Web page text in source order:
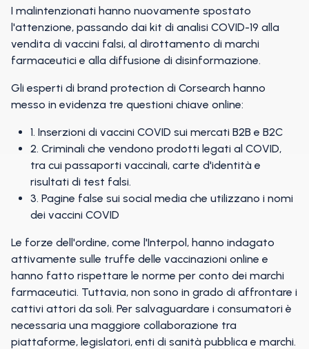
I malintenzionati hanno nuovamente spostato
l'attenzione, passando dai kit di analisi COVID-19 alla
vendita di vaccini falsi, al dirottamento di marchi
farmaceutici e alla diffusione di disinformazione.
Gli esperti di brand protection di Corsearch hanno
messo in evidenza tre questioni chiave online:
1. Inserzioni di vaccini COVID sui mercati B2B e B2C
2. Criminali che vendono prodotti legati al COVID,
tra cui passaporti vaccinali, carte d'identità e
risultati di test falsi.
3. Pagine false sui social media che utilizzano i nomi
dei vaccini COVID
Le forze dell'ordine, come l'Interpol, hanno indagato
attivamente sulle truffe delle vaccinazioni online e
hanno fatto rispettare le norme per conto dei marchi
farmaceutici. Tuttavia, non sono in grado di affrontare i
cattivi attori da soli. Per salvaguardare i consumatori è
necessaria una maggiore collaborazione tra
piattaforme, legislatori, enti di sanità pubblica e marchi.